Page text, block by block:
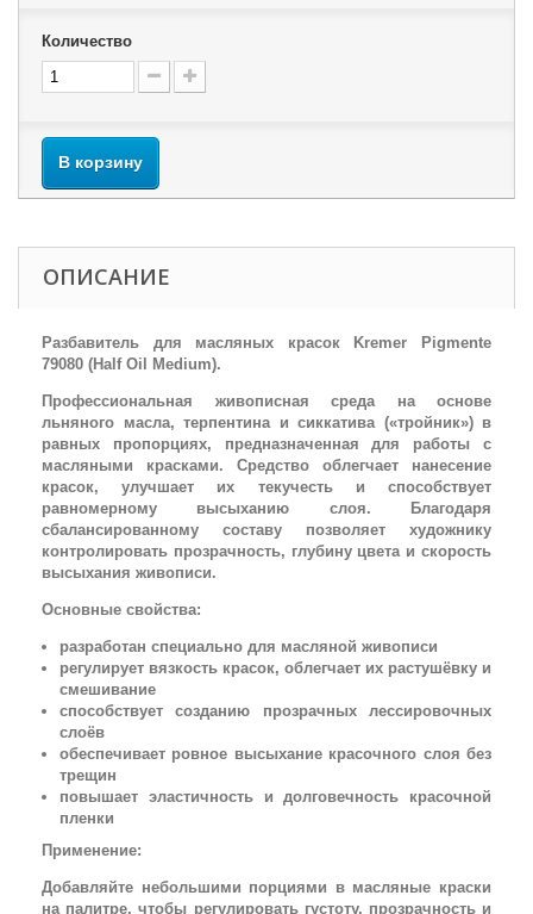
Количество
В корзину
ОПИСАНИЕ
Разбавитель для масляных красок Kremer Pigmente
79080 (Half Oil Medium).
Профессиональная живописная среда на основе
льняного масла, терпентина и сиккатива («тройник») в
равных пропорциях, предназначенная для работы с
масляными красками. Средство облегчает нанесение
красок, улучшает их текучесть и способствует
равномерному высыханию слоя. Благодаря
сбалансированному составу позволяет художнику
контролировать прозрачность, глубину цвета и скорость
высыхания живописи.
Основные свойства:
разработан специально для масляной живописи
регулирует вязкость красок, облегчает их растушёвку и
смешивание
способствует созданию прозрачных лессировочных
слоёв
обеспечивает ровное высыхание красочного слоя без
трещин
повышает эластичность и долговечность красочной
пленки
Применение:
Добавляйте небольшими порциями в масляные краски
на палитре, чтобы регулировать густоту, прозрачность и